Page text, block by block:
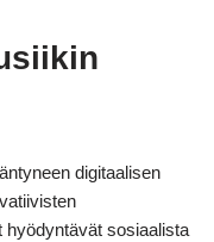
digitaalisen
hyödyntävät sosiaalista